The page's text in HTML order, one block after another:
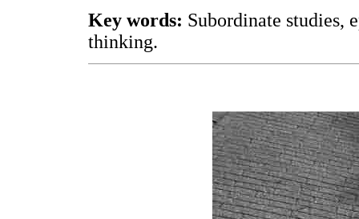
Key words: Subordinate studies,
thinking.